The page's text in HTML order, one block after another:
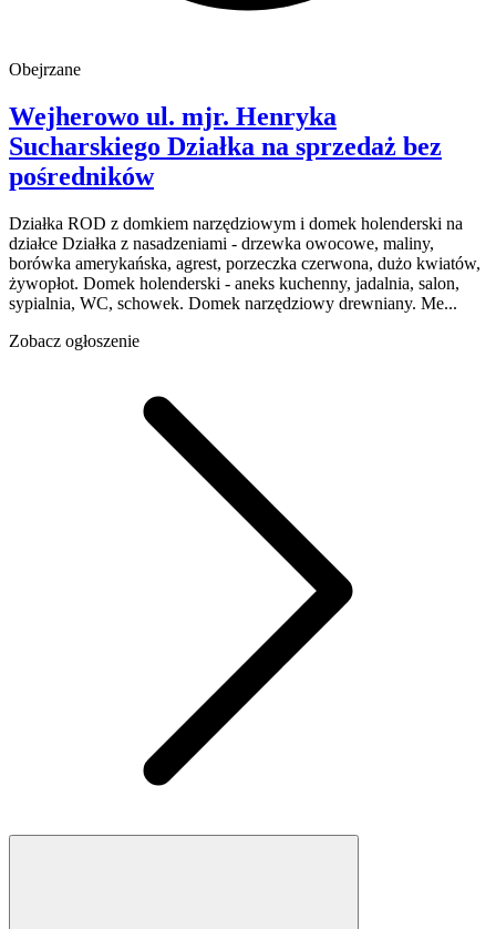
Obejrzane
Wejherowo ul. mjr. Henryka
Sucharskiego Działka na sprzedaż bez
pośredników
Działka ROD z domkiem narzędziowym i domek holenderski na
działce Działka z nasadzeniami - drzewka owocowe, maliny,
borówka amerykańska, agrest, porzeczka czerwona, dużo kwiatów,
żywopłot. Domek holenderski - aneks kuchenny, jadalnia, salon,
sypialnia, WC, schowek. Domek narzędziowy drewniany. Me...
Zobacz ogłoszenie